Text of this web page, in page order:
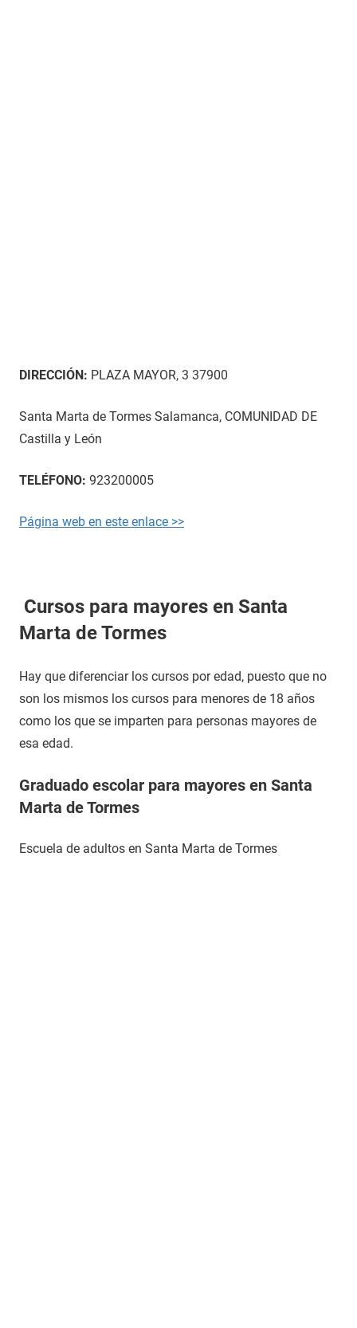
DIRECCIÓN: PLAZA MAYOR, 3 37900
Santa Marta de Tormes Salamanca, COMUNIDAD DE
Castilla y León
TELÉFONO: 923200005
Página web en este enlace >>
Cursos para mayores en Santa
Marta de Tormes
Hay que diferenciar los cursos por edad, puesto que no
son los mismos los cursos para menores de 18 años
como los que se imparten para personas mayores de
esa edad.
Graduado escolar para mayores en Santa
Marta de Tormes
Escuela de adultos en Santa Marta de Tormes